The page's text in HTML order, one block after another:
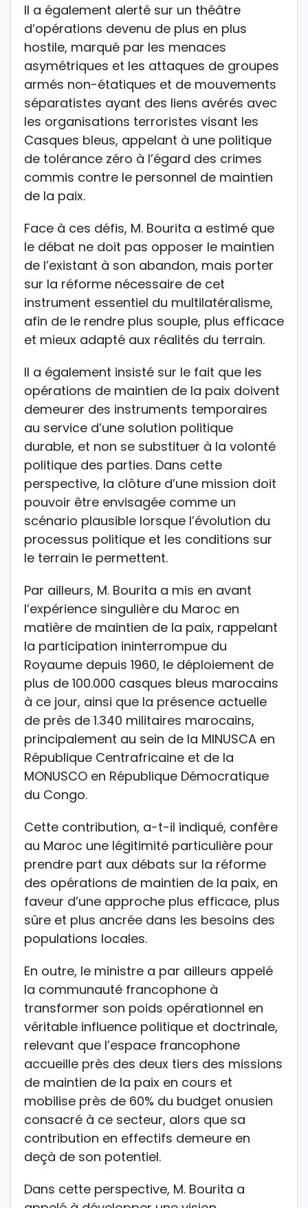
Il a également alerté sur un théâtre
d’opérations devenu de plus en plus
hostile, marqué par les menaces
asymétriques et les attaques de groupes
armés non-étatiques et de mouvements
séparatistes ayant des liens avérés avec
les organisations terroristes visant les
Casques bleus, appelant à une politique
de tolérance zéro à l’égard des crimes
commis contre le personnel de maintien
de la paix.
Face à ces défis, M. Bourita a estimé que
le débat ne doit pas opposer le maintien
de l’existant à son abandon, mais porter
sur la réforme nécessaire de cet
instrument essentiel du multilatéralisme,
afin de le rendre plus souple, plus efficace
et mieux adapté aux réalités du terrain.
Il a également insisté sur le fait que les
opérations de maintien de la paix doivent
demeurer des instruments temporaires
au service d’une solution politique
durable, et non se substituer à la volonté
politique des parties. Dans cette
perspective, la clôture d’une mission doit
pouvoir être envisagée comme un
scénario plausible lorsque l’évolution du
processus politique et les conditions sur
le terrain le permettent.
Par ailleurs, M. Bourita a mis en avant
l’expérience singulière du Maroc en
matière de maintien de la paix, rappelant
la participation ininterrompue du
Royaume depuis 1960, le déploiement de
plus de 100.000 casques bleus marocains
à ce jour, ainsi que la présence actuelle
de près de 1.340 militaires marocains,
principalement au sein de la MINUSCA en
République Centrafricaine et de la
MONUSCO en République Démocratique
du Congo.
Cette contribution, a-t-il indiqué, confère
au Maroc une légitimité particulière pour
prendre part aux débats sur la réforme
des opérations de maintien de la paix, en
faveur d’une approche plus efficace, plus
sûre et plus ancrée dans les besoins des
populations locales.
En outre, le ministre a par ailleurs appelé
la communauté francophone à
transformer son poids opérationnel en
véritable influence politique et doctrinale,
relevant que l’espace francophone
accueille près des deux tiers des missions
de maintien de la paix en cours et
mobilise près de 60% du budget onusien
consacré à ce secteur, alors que sa
contribution en effectifs demeure en
deçà de son potentiel.
Dans cette perspective, M. Bourita a